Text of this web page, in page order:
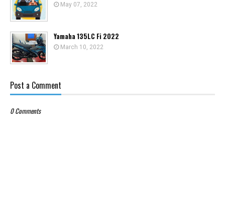
May 07, 2022
Yamaha 135LC Fi 2022
March 10, 2022
Post a Comment
0 Comments